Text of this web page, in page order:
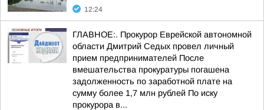
12:24
ГЛАВНОЕ:. Прокурор Еврейской автономной
области Дмитрий Седых провел личный
прием предпринимателей После
вмешательства прокуратуры погашена
задолженность по заработной плате на
сумму более 1,7 млн рублей По иску
прокурора в...